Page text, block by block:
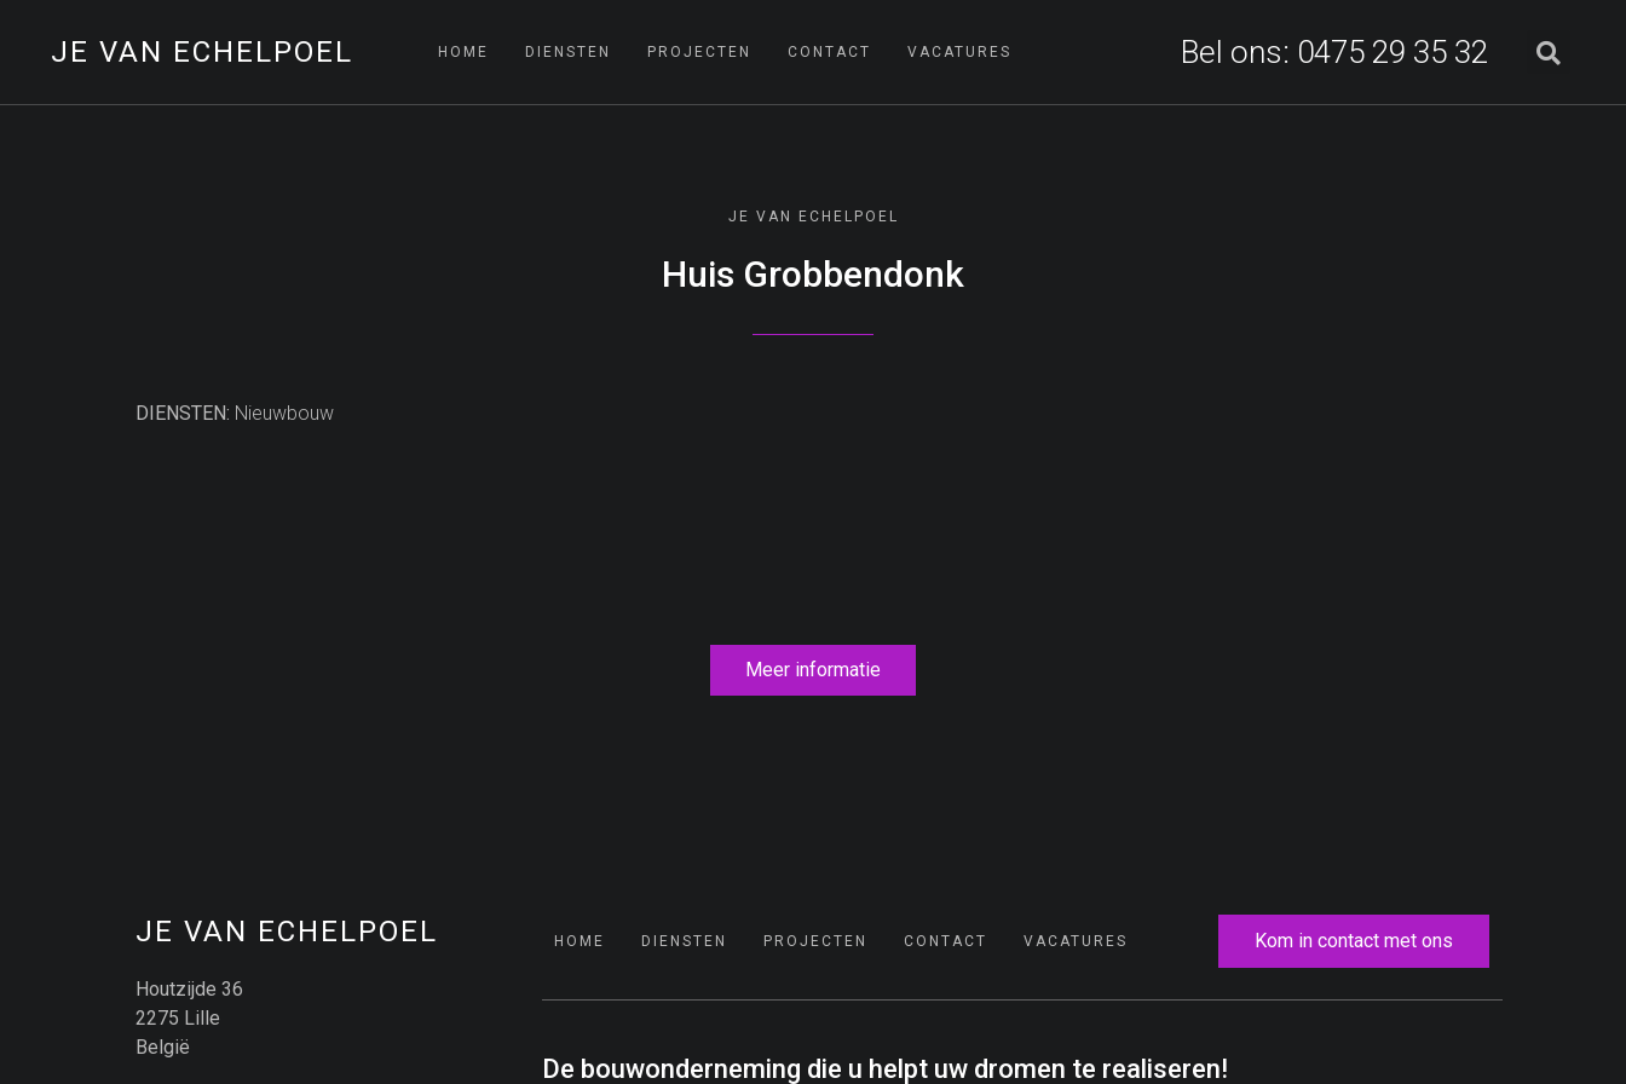
JE VAN ECHELPOEL HOME DIENSTEN PROJECTEN CONTACT VACATURES Bel ons: 0475 29 35 32
JE VAN ECHELPOEL
Huis Grobbendonk
DIENSTEN: Nieuwbouw
Meer informatie
JE VAN ECHELPOEL
Houtzijde 36
2275 Lille
België
HOME DIENSTEN PROJECTEN CONTACT VACATURES Kom in contact met ons
De bouwonderneming die u helpt uw dromen te realiseren!